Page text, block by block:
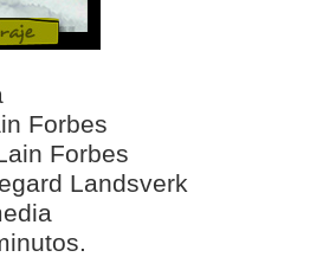
Forbes
Forbes
Landsverk